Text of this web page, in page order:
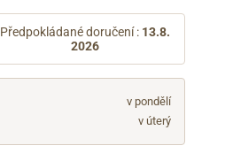
Předpokládané doručení : 13.8.
2026
v pondělí
v úterý